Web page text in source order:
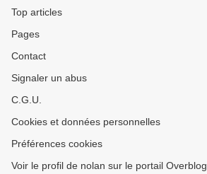
Top articles
Pages
Contact
Signaler un abus
C.G.U.
Cookies et données personnelles
Préférences cookies
Voir le profil de nolan sur le portail Overblog